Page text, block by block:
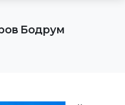
Бодрум